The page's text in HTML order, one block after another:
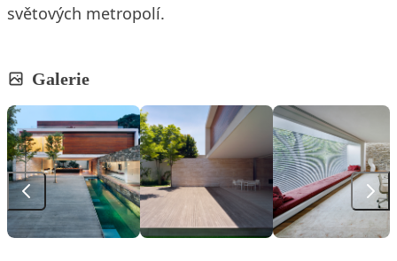
světových metropolí.
Galerie